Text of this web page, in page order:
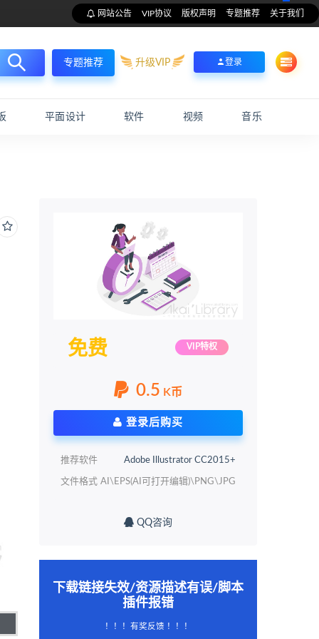
网站公告 VIP协议 版权声明 专题推荐 关于我们
专题推荐 升级VIP 登录
平面设计 软件 视频 音乐
免费 VIP特权
0.5 K币
登录后购买
推荐软件 Adobe Illustrator CC2015+
文件格式 AI\EPS(AI可打开编辑)\PNG\JPG
QQ咨询
下载链接失效/资源描述有误/脚本
插件报错
！！！有奖反馈 ！！！